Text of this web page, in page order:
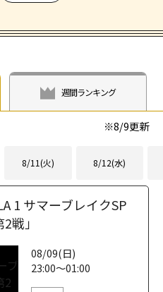
週間ランキング
※8/9更新
8/11(火) 8/12(水)
1 サマーブレイクSP
戦」
08/09(日)
23:00～01:00